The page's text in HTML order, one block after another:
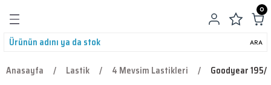
ARA
0
Anasayfa Lastik 4 Mevsim Lastikleri Goodyear 195/